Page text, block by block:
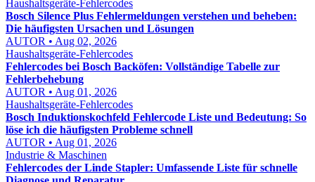
Haushaltsgeräte-Fehlercodes
Bosch Silence Plus Fehlermeldungen verstehen und beheben:
Die häufigsten Ursachen und Lösungen
AUTOR • Aug 02, 2026
Haushaltsgeräte-Fehlercodes
Fehlercodes bei Bosch Backöfen: Vollständige Tabelle zur
Fehlerbehebung
AUTOR • Aug 01, 2026
Haushaltsgeräte-Fehlercodes
Bosch Induktionskochfeld Fehlercode Liste und Bedeutung: So
löse ich die häufigsten Probleme schnell
AUTOR • Aug 01, 2026
Industrie & Maschinen
Fehlercodes der Linde Stapler: Umfassende Liste für schnelle